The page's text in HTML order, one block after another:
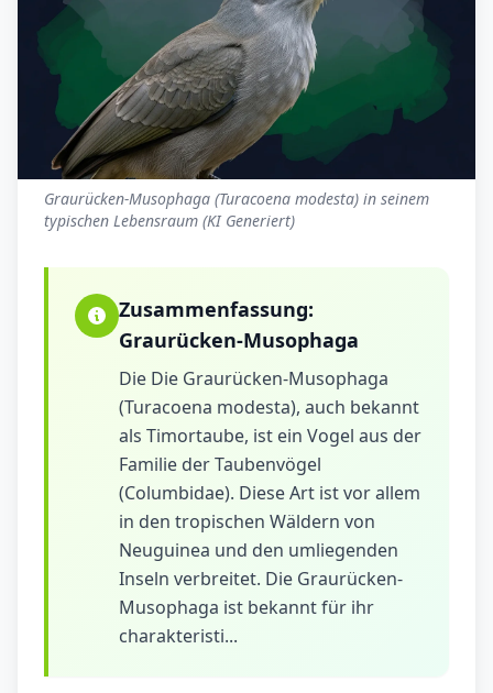
Graurücken-Musophaga (Turacoena modesta) in seinem
typischen Lebensraum (KI Generiert)
Zusammenfassung:
Graurücken-Musophaga
Die Die Graurücken-Musophaga
(Turacoena modesta), auch bekannt
als Timortaube, ist ein Vogel aus der
Familie der Taubenvögel
(Columbidae). Diese Art ist vor allem
in den tropischen Wäldern von
Neuguinea und den umliegenden
Inseln verbreitet. Die Graurücken-
Musophaga ist bekannt für ihr
charakteristi...